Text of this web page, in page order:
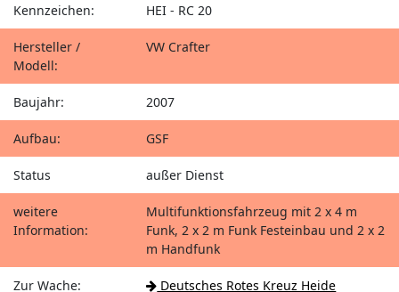
Kennzeichen: HEI - RC 20
Hersteller /
Modell:
VW Crafter
Baujahr: 2007
Aufbau: GSF
Status außer Dienst
weitere
Information:
Multifunktionsfahrzeug mit 2 x 4 m
Funk, 2 x 2 m Funk Festeinbau und 2 x 2
m Handfunk
Zur Wache: Deutsches Rotes Kreuz Heide